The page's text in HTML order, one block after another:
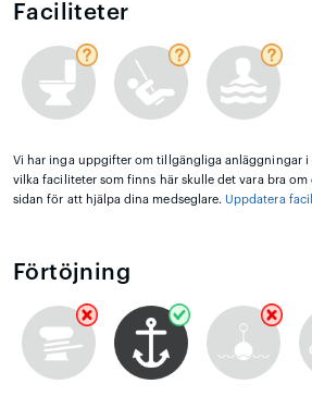
Faciliteter
Vi har inga uppgifter om tillgängliga anläggningar i
vilka faciliteter som finns här skulle det vara bra
sidan för att hjälpa dina medseglare. Uppdatera
Förtöjning